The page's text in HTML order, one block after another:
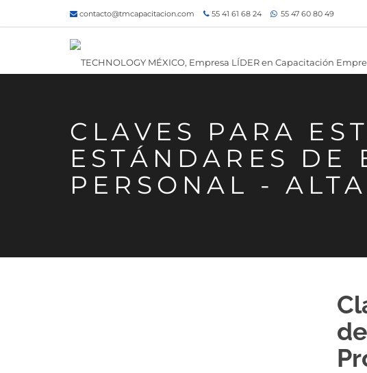
contacto@tmcapacitacion.com 55 41 61 68 24 55 47 60 80 49
CLAVES PARA
ESTÁNDARES DE
PERSONAL -